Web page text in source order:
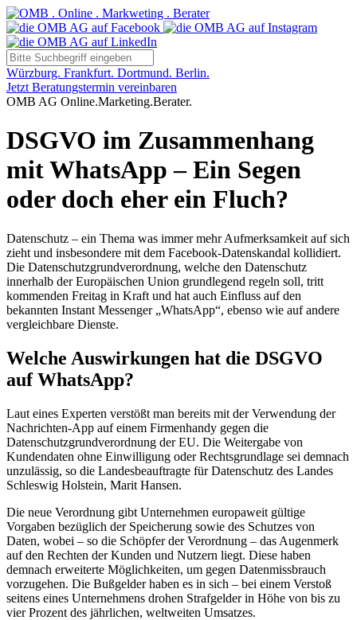
Würzburg. Frankfurt. Dortmund. Berlin.
Jetzt Beratungstermin vereinbaren
OMB AG Online.Marketing.Berater.
DSGVO im Zusammenhang
mit WhatsApp – Ein Segen
oder doch eher ein Fluch?
Datenschutz – ein Thema was immer mehr Aufmerksamkeit auf sich
zieht und insbesondere mit dem Facebook-Datenskandal kollidiert.
Die Datenschutzgrundverordnung, welche den Datenschutz
innerhalb der Europäischen Union grundlegend regeln soll, tritt
kommenden Freitag in Kraft und hat auch Einfluss auf den
bekannten Instant Messenger „WhatsApp“, ebenso wie auf andere
vergleichbare Dienste.
Welche Auswirkungen hat die DSGVO
auf WhatsApp?
Laut eines Experten verstößt man bereits mit der Verwendung der
Nachrichten-App auf einem Firmenhandy gegen die
Datenschutzgrundverordnung der EU. Die Weitergabe von
Kundendaten ohne Einwilligung oder Rechtsgrundlage sei demnach
unzulässig, so die Landesbeauftragte für Datenschutz des Landes
Schleswig Holstein, Marit Hansen.
Die neue Verordnung gibt Unternehmen europaweit gültige
Vorgaben bezüglich der Speicherung sowie des Schutzes von
Daten, wobei – so die Schöpfer der Verordnung – das Augenmerk
auf den Rechten der Kunden und Nutzern liegt. Diese haben
demnach erweiterte Möglichkeiten, um gegen Datenmissbrauch
vorzugehen. Die Bußgelder haben es in sich – bei einem Verstoß
seitens eines Unternehmens drohen Strafgelder in Höhe von bis zu
vier Prozent des jährlichen, weltweiten Umsatzes.